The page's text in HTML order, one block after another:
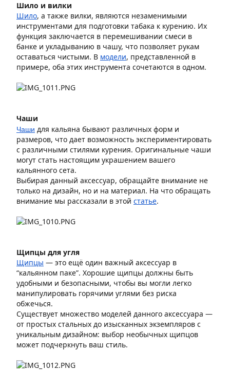
Шило и вилки
Шило, а также вилки, являются незаменимыми
инструментами для подготовки табака к курению. Их
функция заключается в перемешивании смеси в
банке и укладыванию в чашу, что позволяет рукам
оставаться чистыми. В модели, представленной в
примере, оба этих инструмента сочетаются в одном.
Чаши
Чаши для кальяна бывают различных форм и
размеров, что дает возможность экспериментировать
с различными стилями курения. Оригинальные чаши
могут стать настоящим украшением вашего
кальянного сета.
Выбирая данный аксессуар, обращайте внимание не
только на дизайн, но и на материал. На что обращать
внимание мы рассказали в этой статье.
Щипцы для угля
Щипцы — это ещё один важный аксессуар в
“кальянном паке”. Хорошие щипцы должны быть
удобными и безопасными, чтобы вы могли легко
манипулировать горячими углями без риска
обжечься.
Существует множество моделей данного аксессуара —
от простых стальных до изысканных экземпляров с
уникальным дизайном: выбор необычных щипцов
может подчеркнуть ваш стиль.